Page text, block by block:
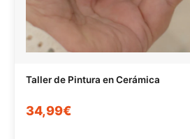
Taller de Pintura en Cerámica
34,99€